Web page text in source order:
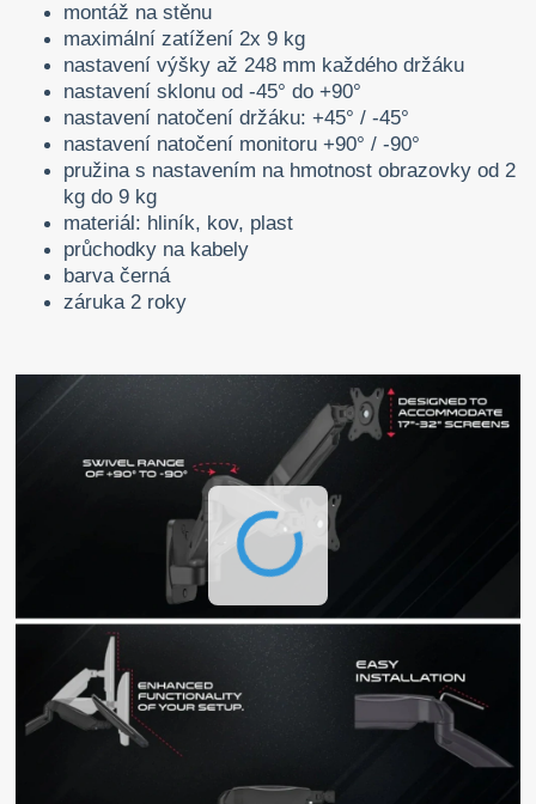
montáž na stěnu
maximální zatížení 2x 9 kg
nastavení výšky až 248 mm každého držáku
nastavení sklonu od -45° do +90°
nastavení natočení držáku: +45° / -45°
nastavení natočení monitoru +90° / -90°
pružina s nastavením na hmotnost obrazovky od 2
kg do 9 kg
materiál: hliník, kov, plast
průchodky na kabely
barva černá
záruka 2 roky